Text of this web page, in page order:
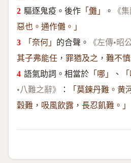
驅逐鬼疫。後作「 儺」 。 《
惡也。通作儺。」
「奈何」 的合聲。 《左傳•昭
其子弗能任，罪猶及之，難不慎
語氣助詞。相當於「哪」 、
•八難之辭》
：
「莫鍊丹難。黄
穀難，吸風飲露，長忍飢難。」